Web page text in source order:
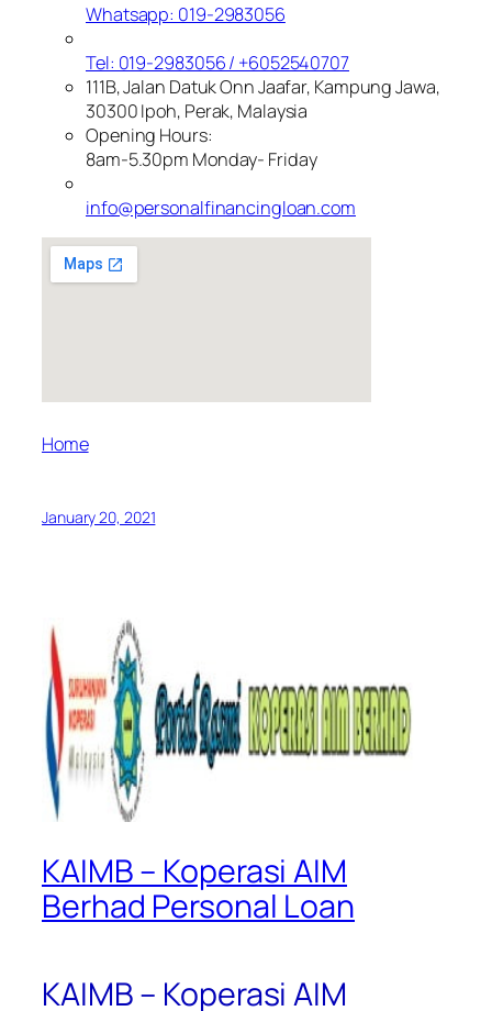
Whatsapp: 019-2983056
Tel: 019-2983056 / +6052540707
111B, Jalan Datuk Onn Jaafar, Kampung Jawa,
30300 Ipoh, Perak, Malaysia
Opening Hours:
8am-5.30pm Monday- Friday
info@personalfinancingloan.com
Home
January 20, 2021
KAIMB – Koperasi AIM
Berhad Personal Loan
KAIMB – Koperasi AIM